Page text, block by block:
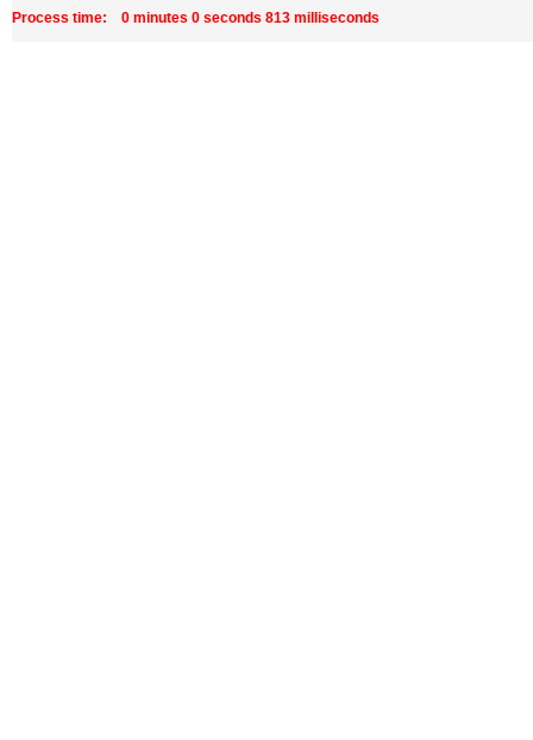
Process time: 0 minutes 0 seconds 813 milliseconds